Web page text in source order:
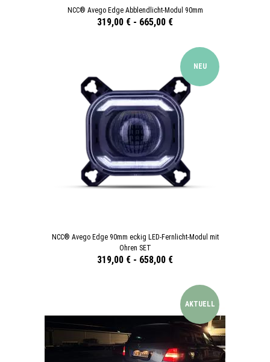
NCC® Avego Edge Abblendlicht-Modul 90mm
319,00 € - 665,00 €
NEU
NCC® Avego Edge 90mm eckig LED-Fernlicht-Modul mit
Ohren SET
319,00 € - 658,00 €
AKTUELL